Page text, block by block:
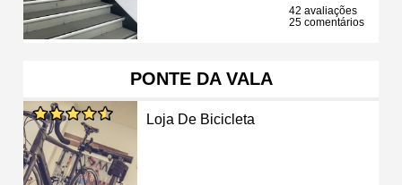
42 avaliações
25 comentários
PONTE DA VALA
Loja De Bicicleta